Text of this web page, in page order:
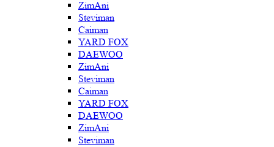
ZimAni
Steviman
Caiman
YARD FOX
DAEWOO
ZimAni
Steviman
Caiman
YARD FOX
DAEWOO
ZimAni
Steviman